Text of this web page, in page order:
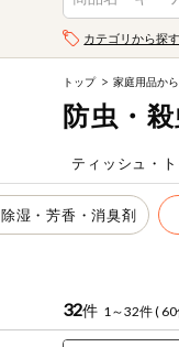
生協加入はこち
登録から開始まで
注文番号注
肉・ハム・ソ
ーセージ
魚介・加工品
米・雑穀など
パン・ジャム
カテゴリから探す
キーワード
キーワード
いずれかのキ
メーカー名
カテゴリ
トップ 家庭用品か
防虫・殺
ティッシュ・
除湿・芳香・消臭剤
32件 1～32件 (